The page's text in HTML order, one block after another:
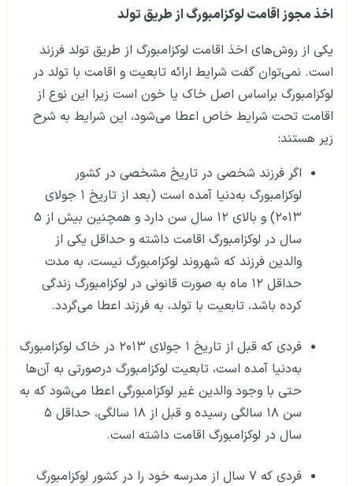
اخذ مجوز اقامت لوکزامبورگ از طریق تولد
یکی از روش‌های اخذ اقامت لوکزامبورگ از طریق تولد فرزند
است. نمی‌توان گفت شرایط ارائه تابعیت و اقامت با تولد در
لوکزامبورگ براساس اصل خاک یا خون است زیرا این نوع از
اقامت تحت شرایط خاص اعطا می‌شود، این شرایط به شرح
زیر هستند:
اگر فرزند شخصی در تاریخ مشخصی در کشور
لوکزامبورگ به‌دنیا آمده است (بعد از تاریخ ۱ جولای
۲۰۱۳) و بالای ۱۲ سال سن دارد و همچنین بیش از ۵
سال در لوکزامبورگ اقامت داشته و حداقل یکی از
والدین فرزند که شهروند لوکزامبورگ نیست، به مدت
حداقل ۱۲ ماه به صورت قانونی در لوکزامبورگ زندگی
کرده باشد، تابعیت با تولد، به فرزند اعطا می‌گردد.
فردی که قبل از تاریخ ۱ جولای ۲۰۱۳ در خاک لوکزامبورگ
به‌دنیا آمده است، تابعیت لوکزامبورگ درصورتی به آن‌ها
حتی با وجود والدین غیر لوکزامبورگی اعطا می‌شود که به
سن ۱۸ سالگی رسیده و قبل از ۱۸ سالگی، حداقل ۵
سال در لوکزامبورگ اقامت داشته است.
فردی که ۷ سال از مدرسه خود را در کشور لوکزامبورگ